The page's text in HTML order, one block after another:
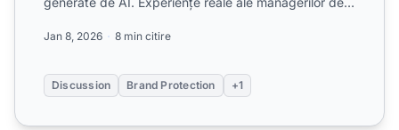
Jan 8, 2026 8 min citire
Discussion Brand Protection +1